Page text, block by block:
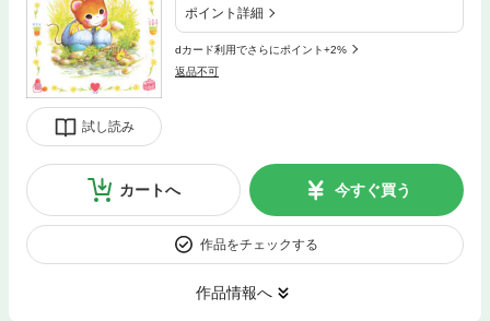
試し読み
ポイント詳細
dカード利用でさらにポイント+2%
返品不可
カートへ 今すぐ買う
作品をチェックする
作品情報へ